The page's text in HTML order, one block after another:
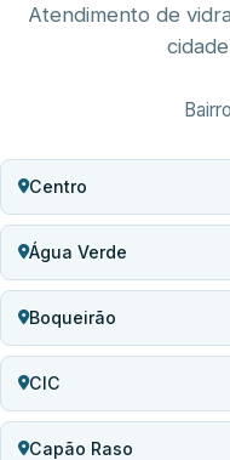
Atendimento de
Centro
Água Verde
Boqueirão
CIC
Capão Raso